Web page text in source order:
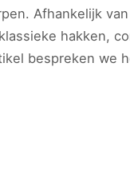
Afhankelijk
hakken,
bespreken we